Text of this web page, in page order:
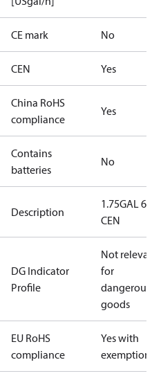
CE mark No
CEN Yes
China RoHS
compliance
Yes
Contains
batteries
No
Description
1.75GAL 60S
CEN
DG Indicator
Profile
Not relevant
for
dangerous
goods
EU RoHS
compliance
Yes with
exemptions